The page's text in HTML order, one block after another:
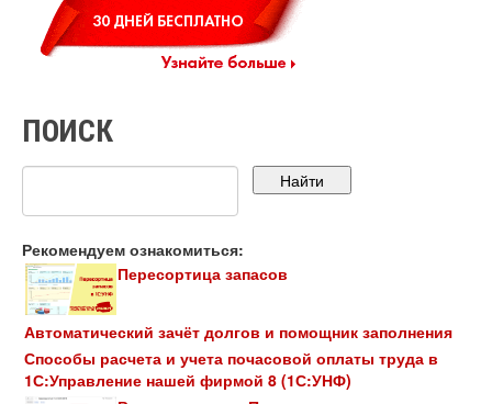
ПОИСК
Рекомендуем ознакомиться:
Пересортица запасов
Автоматический зачёт долгов и помощник заполнения
Способы расчета и учета почасовой оплаты труда в
1С:Управление нашей фирмой 8 (1С:УНФ)